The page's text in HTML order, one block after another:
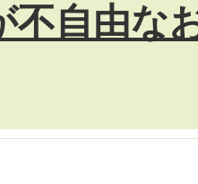
不自由な